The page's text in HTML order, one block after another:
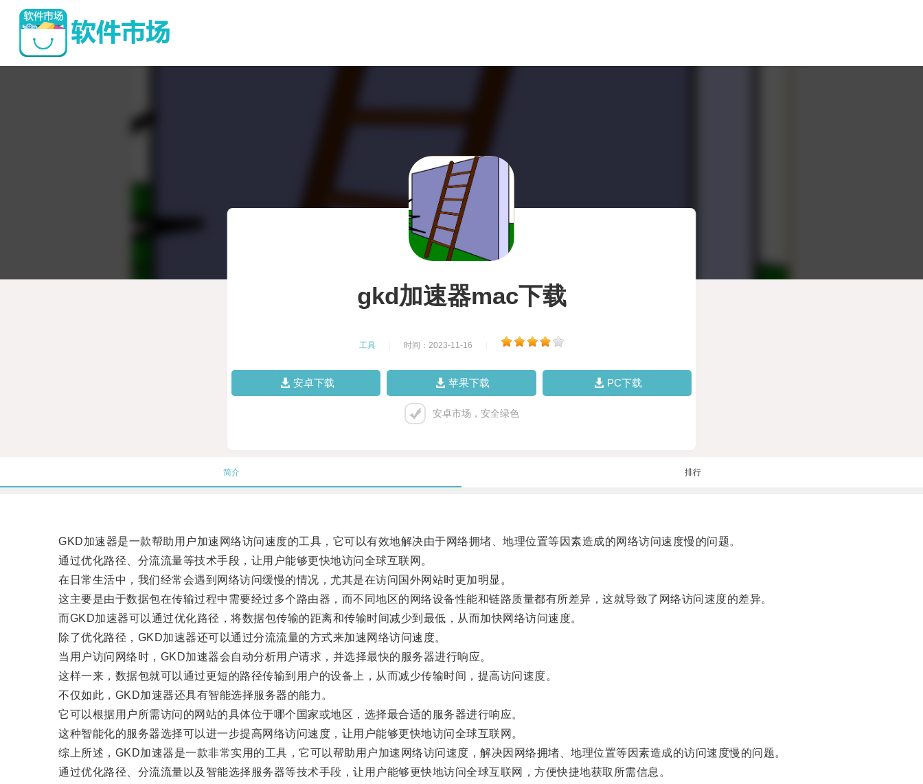
gkd加速器mac下载
工具 时间：2023-11-16
安卓下载 苹果下载 PC下载
安卓市场，安全绿色
简介 排行
GKD加速器是一款帮助用户加速网络访问速度的工具，它可以有效地解决由于网络拥堵、地理位置等因素造成的网络访问速度慢的问题。
通过优化路径、分流流量等技术手段，让用户能够更快地访问全球互联网。
在日常生活中，我们经常会遇到网络访问缓慢的情况，尤其是在访问国外网站时更加明显。
这主要是由于数据包在传输过程中需要经过多个路由器，而不同地区的网络设备性能和链路质量都有所差异，这就导致了网络访问速度的差异。
而GKD加速器可以通过优化路径，将数据包传输的距离和传输时间减少到最低，从而加快网络访问速度。
除了优化路径，GKD加速器还可以通过分流流量的方式来加速网络访问速度。
当用户访问网络时，GKD加速器会自动分析用户请求，并选择最快的服务器进行响应。
这样一来，数据包就可以通过更短的路径传输到用户的设备上，从而减少传输时间，提高访问速度。
不仅如此，GKD加速器还具有智能选择服务器的能力。
它可以根据用户所需访问的网站的具体位于哪个国家或地区，选择最合适的服务器进行响应。
这种智能化的服务器选择可以进一步提高网络访问速度，让用户能够更快地访问全球互联网。
综上所述，GKD加速器是一款非常实用的工具，它可以帮助用户加速网络访问速度，解决因网络拥堵、地理位置等因素造成的访问速度慢的问题。
通过优化路径、分流流量以及智能选择服务器等技术手段，让用户能够更快地访问全球互联网，方便快捷地获取所需信息。